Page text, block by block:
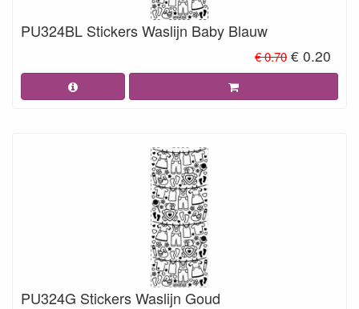
PU324BL Stickers Waslijn Baby Blauw
€ 0.70 € 0.20
PU324G Stickers Waslijn Goud